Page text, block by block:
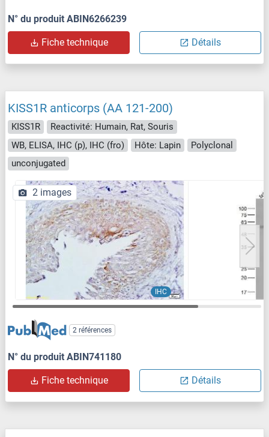
N° du produit ABIN6266239
Fiche technique Détails
KISS1R anticorps (AA 121-200)
KISS1R
Reactivité: Humain, Rat, Souris
WB, ELISA, IHC (p), IHC (fro)
Hôte: Lapin
Polyclonal
unconjugated
IHC
2 images
2 références
N° du produit ABIN741180
Fiche technique Détails